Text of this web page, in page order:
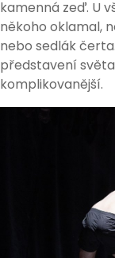
kamenná zeď. U
někoho oklamal,
nebo sedlák
představení
komplikovanější.